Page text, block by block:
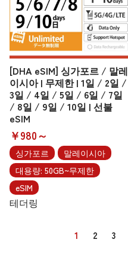
[DHA eSIM] 싱가포르 / 말레
이시아 | 무제한 | 1일 / 2일 /
3일 / 4일 / 5일 / 6일 / 7일
/ 8일 / 9일 / 10일 | 선불
eSIM
￥980～
싱가포르
말레이시아
대용량: 50GB~무제한
eSIM
테더링
1 2 3